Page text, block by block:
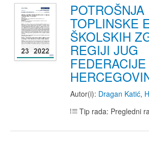
POTROŠNJA
TOPLINSKE
ŠKOLSKIH
REGIJI JUG
Autor(i): Dragan Katić,
Tip rada: Pregledni